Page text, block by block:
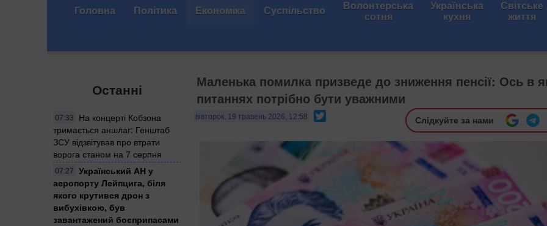
Головна Політика Економіка Суспільство Волонтерська
сотня
Українська
кухня
Світське
життя
Останні
07:33
На концерті Кобзона
тримається аншлаг: Генштаб
ЗСУ відзвітував про втрати
ворога станом на 7 серпня
07:27
Український АН у
аеропорту Лейпцига, біля
якого крутився дрон з
вибухівкою, був
завантажений боєприпасами
Маленька помилка призведе до зниження пенсії: Ось в
питаннях потрібно бути уважними
вівторок, 19 травень 2026, 12:58 Слідкуйте за нами